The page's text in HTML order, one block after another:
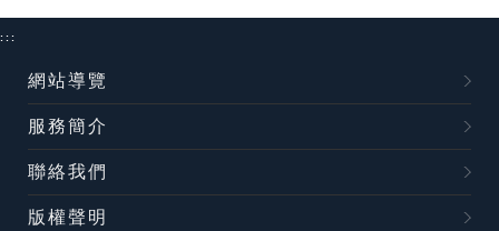
:::
網站導覽
服務簡介
聯絡我們
版權聲明